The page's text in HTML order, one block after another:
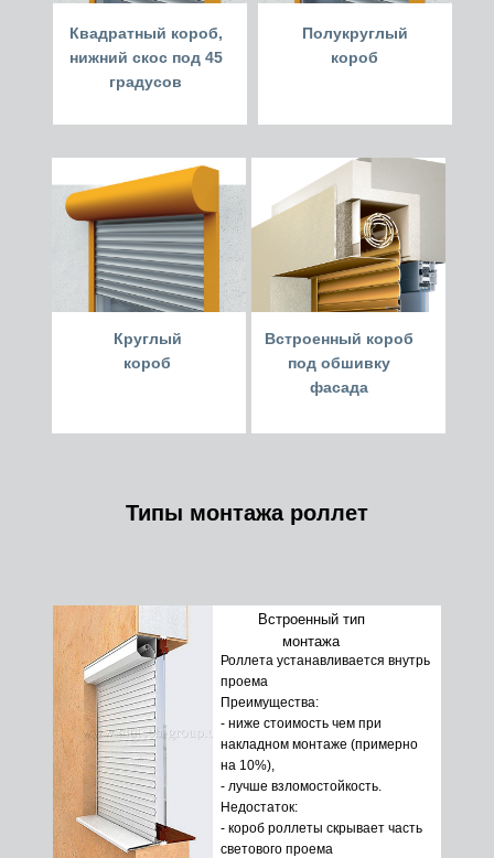
Квадратный короб,
нижний скос под 45
градусов
Полукруглый
короб
Круглый
короб
Встроенный короб
под обшивку
фасада
Типы монтажа роллет
Встроенный тип
монтажа
Роллета устанавливается внутрь
проема
Преимущества:
- ниже стоимость чем при
накладном монтаже (примерно
на 10%),
- лучше взломостойкость.
Недостаток:
- короб роллеты скрывает часть
светового проема